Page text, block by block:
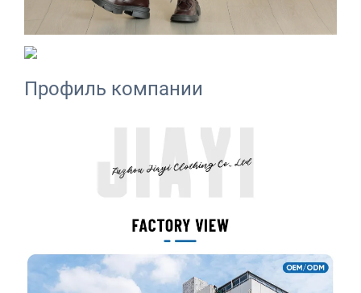
Профиль компании